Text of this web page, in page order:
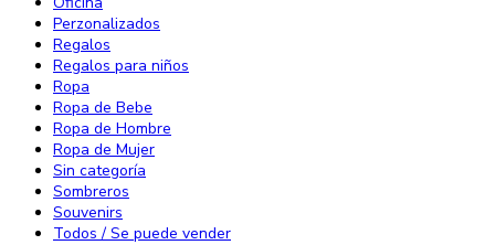
Perzonalizados
Regalos
Regalos para niños
Ropa
Ropa de Bebe
Ropa de Hombre
Ropa de Mujer
Sin categoría
Sombreros
Souvenirs
Todos / Se puede vender